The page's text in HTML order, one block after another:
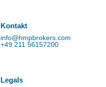
Legals
Kontakt
info@hmpbrokers.com
+49 211 56157200